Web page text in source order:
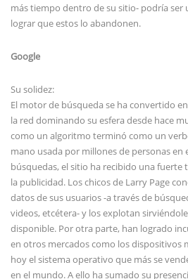
más tiempo dentro de su sitio- podría ser
lograr que estos lo abandonen.
Google
Su solidez:
El motor de búsqueda se ha convertido
la red dominando su esfera desde hace
como un algoritmo terminó como un
mano usada por millones de personas en
búsquedas, el sitio ha recibido una fuerte
la publicidad. Los chicos de Larry Page
datos de sus usuarios -a través de
videos, etcétera- y los explotan
disponible. Por otra parte, han logrado
en otros mercados como los dispositivos
hoy el sistema operativo que más se
en el mundo. A ello ha sumado su